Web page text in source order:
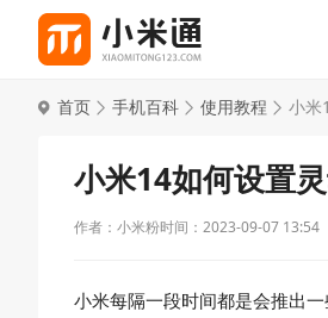
首页 手机百科 使用教程 小米
小米14如何设置
作者：小米粉时间：2023-09-07 13:54
小米每隔一段时间都是会推出